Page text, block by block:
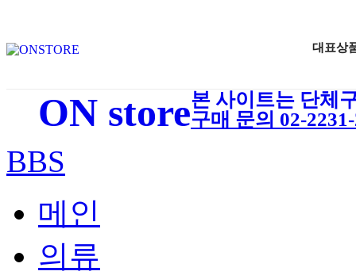
대표상
ON store본 사이트는 단체
구매 문의 02-
BBS
메인
의류